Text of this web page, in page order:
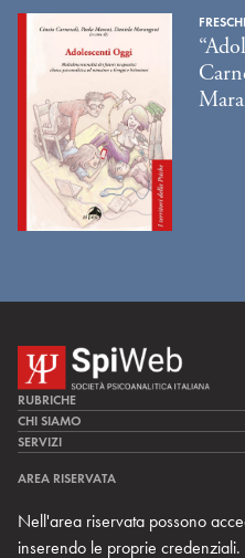
RUBRICHE
LA CURA
LA RICERCA
MULTIMEDIA
CHI SIAMO
LA SPI
TEAM DI SPIWEB
CONTATTI
RIVISTE
SERVIZI
ARCHIVIO STORICO
AREA RISERVATA
Nell'area riservata possono
inserendo le proprie credenziali.